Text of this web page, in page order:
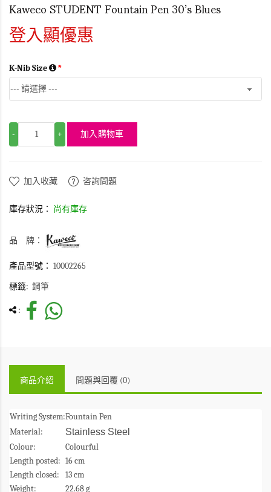
Kaweco STUDENT Fountain Pen 30’s Blues
登入顯優惠
K-Nib Size
- + 加入購物車
加入收藏 咨詢問題
庫存狀況： 尚有庫存
品 牌：
產品型號： 10002265
標籤: 鋼筆
:
商品介紹 問題與回覆 (0)
Writing System:Fountain Pen
Material:
Stainless Steel
Colour:
Colourful
Length posted: 16 cm
Length closed:
13 cm
Weight:
22.68 g